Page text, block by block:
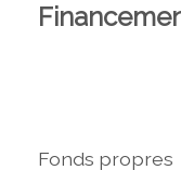
Fonds propres